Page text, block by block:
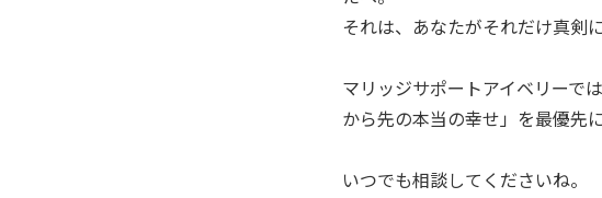
それは、あなたがそれだけ真剣
マリッジサポートアイベリーで
から先の本当の幸せ」を最優先
いつでも相談してくださいね。